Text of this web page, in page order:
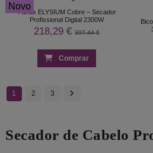
Novo
Parlux ELYSIUM Cobre – Secador
Profissional Digital 2300W
218,29 € 307,44 €
Comprar
1 2 3
Secador de Cabelo